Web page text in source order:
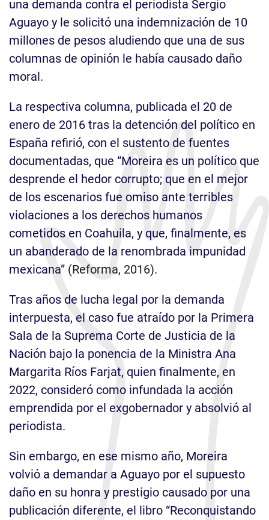
una demanda contra el periodista Sergio
Aguayo y le solicitó una indemnización de 10
millones de pesos aludiendo que una de sus
columnas de opinión le había causado daño
moral.
La respectiva columna, publicada el 20 de
enero de 2016 tras la detención del político en
España refirió, con el sustento de fuentes
documentadas, que “Moreira es un político que
desprende el hedor corrupto; que en el mejor
de los escenarios fue omiso ante terribles
violaciones a los derechos humanos
cometidos en Coahuila, y que, finalmente, es
un abanderado de la renombrada impunidad
mexicana” (Reforma, 2016).
Tras años de lucha legal por la demanda
interpuesta, el caso fue atraído por la Primera
Sala de la Suprema Corte de Justicia de la
Nación bajo la ponencia de la Ministra Ana
Margarita Ríos Farjat, quien finalmente, en
2022, consideró como infundada la acción
emprendida por el exgobernador y absolvió al
periodista.
Sin embargo, en ese mismo año, Moreira
volvió a demandar a Aguayo por el supuesto
daño en su honra y prestigio causado por una
publicación diferente, el libro “Reconquistando